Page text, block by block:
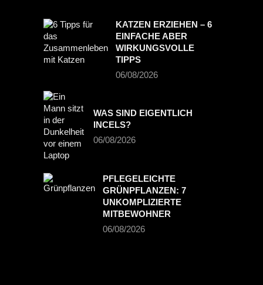
KATZEN ERZIEHEN – 6
EINFACHE ABER
WIRKUNGSVOLLE
TIPPS
06/08/2026
WAS SIND EIGENTLICH
INCELS?
06/08/2026
PFLEGELEICHTE
GRÜNPFLANZEN: 7
UNKOMPLIZIERTE
MITBEWOHNER
06/08/2026